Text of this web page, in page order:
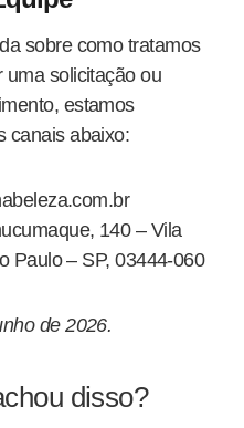
sobre como tratamos
uma solicitação ou
estamos
canais abaixo:
140 – Vila
Paulo – SP, 03444-060
de 2026.
disso?